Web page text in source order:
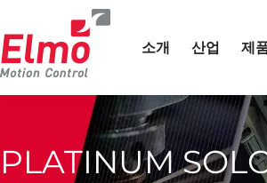
소개 산업 제
PLATINUM